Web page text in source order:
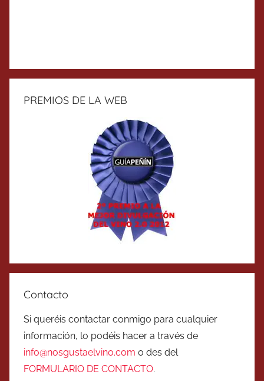
PREMIOS DE LA WEB
Contacto
Si queréis contactar conmigo para cualquier
información, lo podéis hacer a través de
info@nosgustaelvino.com o des del
FORMULARIO DE CONTACTO.